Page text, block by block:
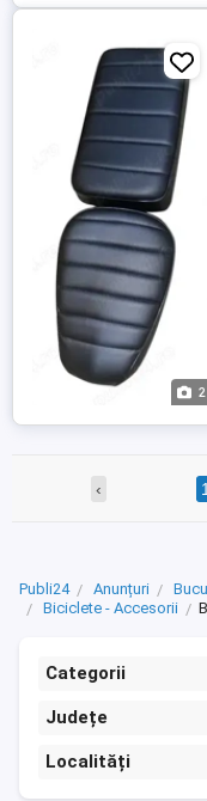
2
‹ 1
Publi24 Anunțuri
Biciclete - Accesorii
Categorii
Județe
Localități